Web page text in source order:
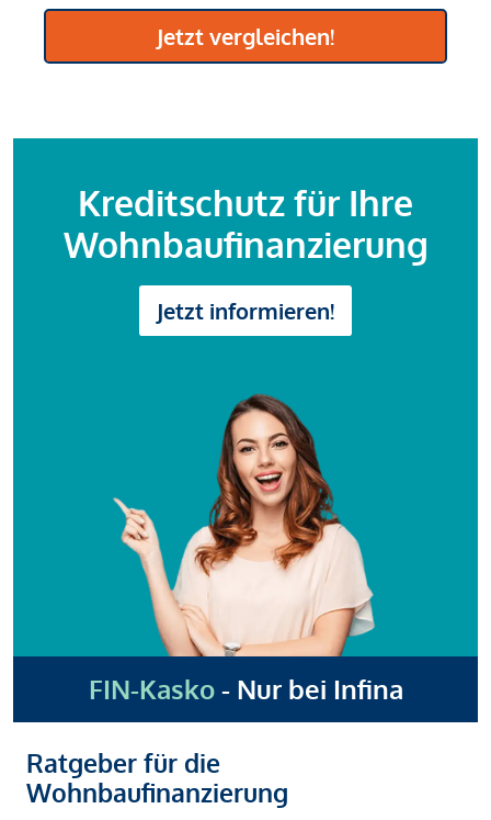
Jetzt vergleichen!
Kreditschutz für Ihre
Wohnbaufinanzierung
Jetzt informieren!
FIN-Kasko- Nur bei Infina
Ratgeber für die
Wohnbaufinanzierung